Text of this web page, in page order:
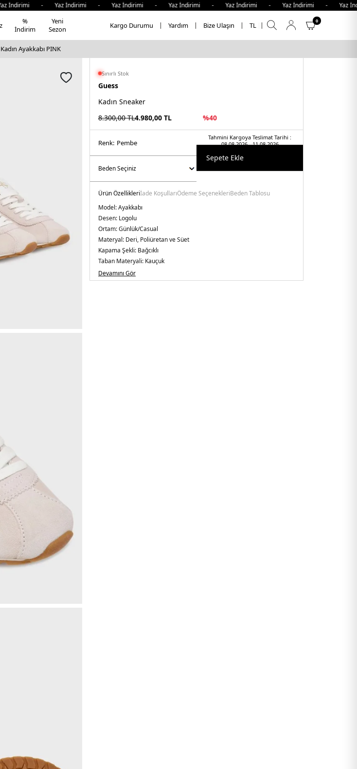
- Yaz İndirimi - Yaz İndirimi - Yaz İndirimi - Yaz İndirimi - Yaz İndirimi -
%
İndirim
Yeni
Sezon
Kargo Durumu Yardım Bize Ulaşın TL
0
Ayakkabı PINK
Sınırlı Stok
Guess
Kadın Sneaker
8.300,00TL4.980,00 TL %40
Tahmini Kargoya Teslimat Tarihi :
08.08.2026 - 11.08.2026
Renk: pembe
Sepete Ekle
Ürün Özellikleriİade KoşullarıÖdeme SeçenekleriBeden Tablosu
Model:Ayakkabı
Desen: Logolu
Ortam:Günlük/Casual
Materyal: Deri, Poliüretan ve Süet
Kapama Şekli: Bağcıklı
Taban Materyali: Kauçuk
Burun Tipi:Yuvarlak Burun
Topuk Boyu:Belirtilmemiş
Devamını Gör